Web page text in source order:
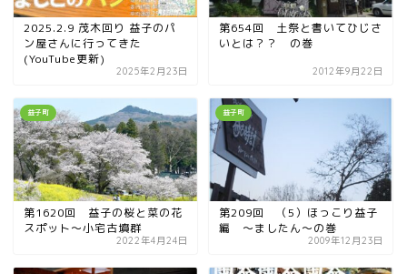
2025.2.9 茂木回り 益子のパ
ン屋さんに行ってきた
(YouTube更新)
2025年2月23日
第654回 土祭と書いてひじさ
いとは？？ の巻
2012年9月22日
益子町
第1620回 益子の桜と菜の花
スポット〜小宅古墳群
2022年4月24日
益子町
第209回 （5）ほっこり益子
編 ～ましたん～の巻
2009年12月23日